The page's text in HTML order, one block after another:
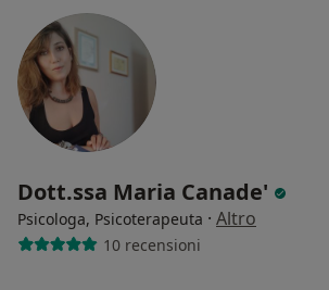
Dott.ssa Maria Canade'
Psicologa, Psicoterapeuta · Altro
10 recensioni